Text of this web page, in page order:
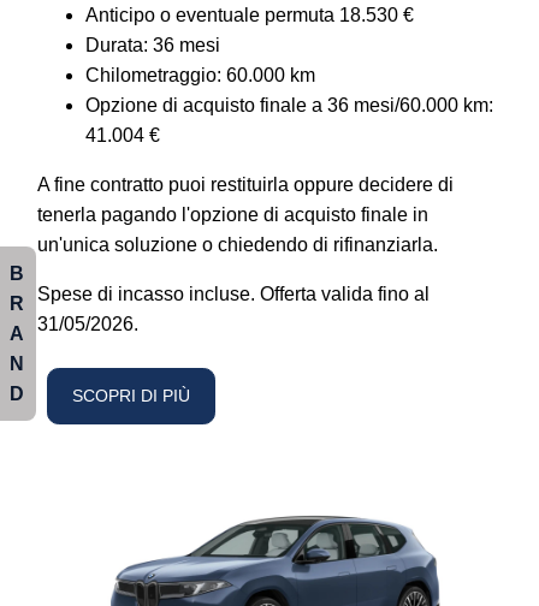
Anticipo o eventuale permuta 18.530 €
Durata: 36 mesi
Chilometraggio: 60.000 km
Opzione di acquisto finale a 36 mesi/60.000 km:
41.004 €
A fine contratto puoi restituirla oppure decidere di
tenerla pagando l'opzione di acquisto finale in
un'unica soluzione o chiedendo di rifinanziarla.
Spese di incasso incluse. Offerta valida fino al
31/05/2026.
SCOPRI DI PIÙ
B
R
A
N
D